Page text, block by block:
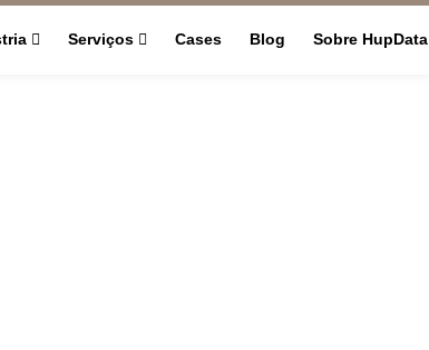
Serviços Cases Blog Sobre HupData